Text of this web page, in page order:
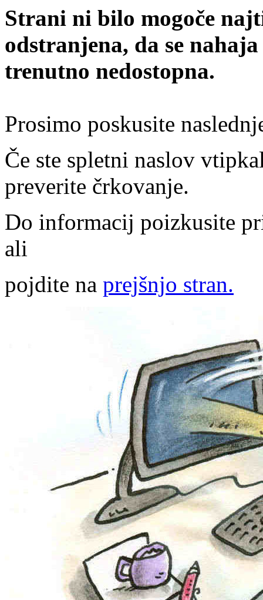
Strani ni bilo mogoče
odstranjena, da se
trenutno nedostopna.
Prosimo poskusite
Če ste spletni naslov
preverite črkovanje.
Do informacij poizkusite
ali
pojdite na prejšnjo stran.